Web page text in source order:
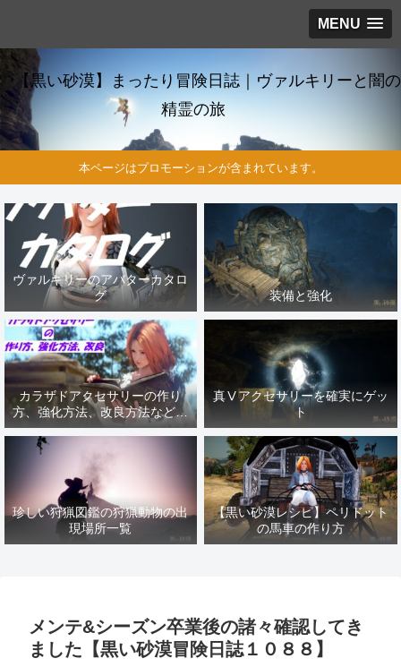
MENU
【黒い砂漠】まったり冒険日誌｜ヴァルキリーと闇の
精霊の旅
本ページはプロモーションが含まれています。
ヴァルキリーのアバターカタロ
グ
装備と強化
カラザドアクセサリーの作り
方、強化方法、改良方法などま
とめ【黒い砂漠冒険日誌１４１
真Ⅴアクセサリーを確実にゲッ
ト
珍しい狩猟図鑑の狩猟動物の出
現場所一覧
【黒い砂漠レシピ】ペリドット
の馬車の作り方
メンテ&シーズン卒業後の諸々確認してき
ました【黒い砂漠冒険日誌１０８８】